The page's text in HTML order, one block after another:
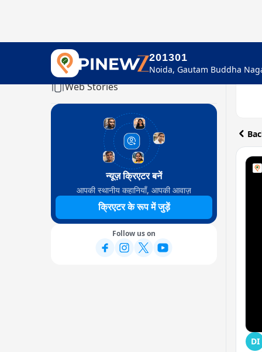
201301
Home
Web Stories
न्यूज़ क्रिएटर बनें
आपकी स्थानीय कहानियाँ, आपकी आवाज़
क्रिएटर के रूप में जुड़ें
Follow us on
DI